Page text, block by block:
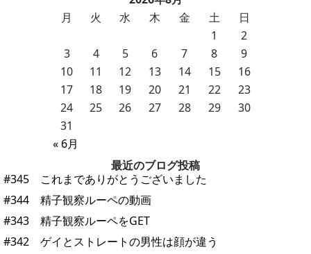
月
火 水 木 金 土 日
« 6月
1
2
3
4 5 6 7 8
9
10
11 12 13 14 15
16
17
18 19 20 21 22
23
24
25 26 27 28 29
30
31
最近のブログ投稿
#345 これまでありがとうございました
#344 精子観察ルーペの動画
#343 精子観察ルーペをGET
#342 ゲイとストレートの男性は顔が違う